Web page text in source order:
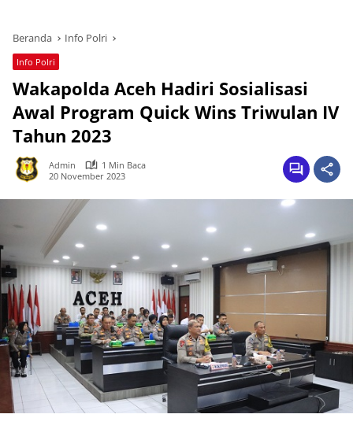
Beranda Info Polri
Info Polri
Wakapolda Aceh Hadiri Sosialisasi
Awal Program Quick Wins Triwulan IV
Tahun 2023
Admin
1 Min Baca
20 November 2023